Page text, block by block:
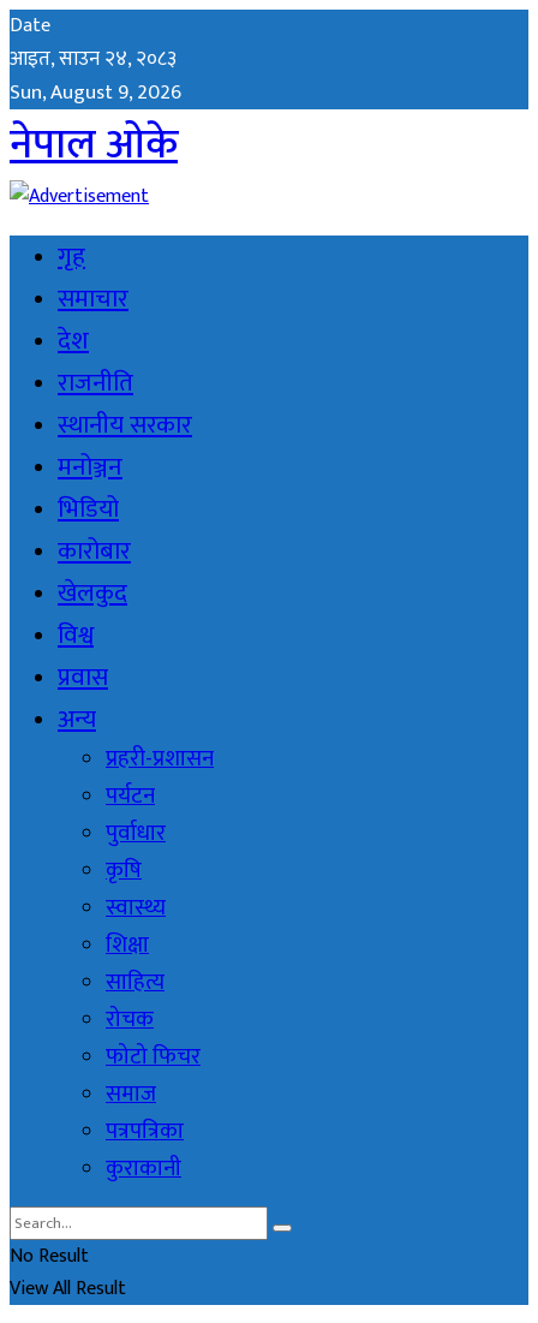
Date
आइत, साउन २४, २०८३
Sun, August 9, 2026
नेपाल ओके
गृह
समाचार
देश
राजनीति
स्थानीय सरकार
मनोञ्जन
भिडियो
कारोबार
खेलकुद
विश्व
प्रवास
अन्य
प्रहरी-प्रशासन
पर्यटन
पुर्वाधार
कृषि
स्वास्थ्य
शिक्षा
साहित्य
रोचक
फोटो फिचर
समाज
पत्रपत्रिका
कुराकानी
No Result
View All Result